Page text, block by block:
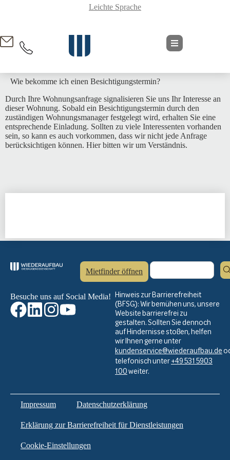
Leichte Sprache
Wie bekomme ich einen Besichtigungstermin?
Durch Ihre Wohnungsanfrage signalisieren Sie uns Ihr Interesse an
dieser Wohnung. Sobald ein Besichtigungstermin durch den
zuständigen Wohnungsmanager festgelegt wird, erhalten Sie eine
entsprechende Einladung. Sollten zu viele Interessenten vorhanden
sein, so kann es auch vorkommen, dass wir nicht jede Anfrage
berücksichtigen können. Hier bitten wir um Verständnis.
Mietfinder öffnen
Besuche uns auf Social Media! Hinweis zur Barrierefreiheit
(BFSG): Wir bemühen uns, unsere
Website barrierefrei zu
gestalten. Sollten Sie dennoch
auf Hindernisse stoßen, helfen
wir Ihnen gerne unter
kundenservice@wiederaufbau.de
telefonisch unter+49 531 5903
100weiter.
Impressum Datenschutzerklärung
Erklärung zur Barrierefreiheit für Dienstleistungen
Cookie-Einstellungen